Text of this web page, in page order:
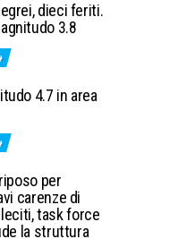
dieci feriti.
3.8
4.7 in area
per
carenze di
task force
la struttura